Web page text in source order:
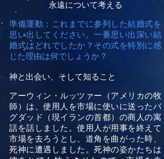
永遠について考える
準備運動：これまでに参列した結婚式を
思い出してください。一番思い出深い結
婚式はどれでしたか？その式を特別に感
じた理由は何でしょうか？
神と出会い、そして知ること
アーウィン・ルッツァー（アメリカの牧
師）は、使用人を市場に使いに送ったバ
グダッド（現イランの首都）の商人の寓
話を話しました。使用人が用事を終えて
市場を去ろうとし、道角を曲がった時、
死神に遭遇しました。死神の姿かたちは